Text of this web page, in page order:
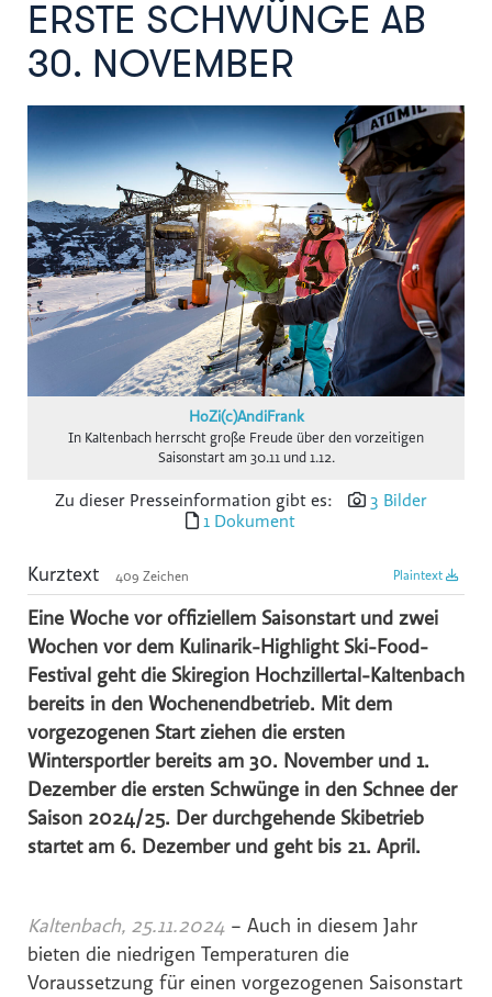
gswb
Hansaton
Intact
KOLLER+KOLLER
Karriere mit Schere
AustroCel
Monat der Hautgesundheit
Notariatskammer für Salzburg
Skiregion Hochkönig
Subway B2C
TYROLIT
Zukunftsbüro ZTB
(f)acts p8 digital
Tiroler Gebietskrankenkasse
IWO - Institut für Wärme und Öltechnik
z.l.ö. - zukunft.lehre.österreich.
SPARDA-BANK
Mozart
Hochriegl
ERSTE SCHWÜNGE AB
30. NOVEMBER
HoZi(c)AndiFrank
In Kaltenbach herrscht große Freude über den vorzeitigen
Saisonstart am 30.11 und 1.12.
Zu dieser Presseinformation gibt es:
3 Bilder
1 Dokument
Kurztext 409 Zeichen Plaintext
Eine Woche vor offiziellem Saisonstart und zwei
Wochen vor dem Kulinarik-Highlight Ski-Food-
Festival geht die Skiregion Hochzillertal-Kaltenbach
bereits in den Wochenendbetrieb. Mit dem
vorgezogenen Start ziehen die ersten
Wintersportler bereits am 30. November und 1.
Dezember die ersten Schwünge in den Schnee der
Saison 2024/25. Der durchgehende Skibetrieb
startet am 6. Dezember und geht bis 21. April.
Kaltenbach, 25.11.2024 – Auch in diesem Jahr
bieten die niedrigen Temperaturen die
Voraussetzung für einen vorgezogenen Saisonstart